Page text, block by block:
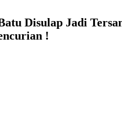
Disulap Jadi
!